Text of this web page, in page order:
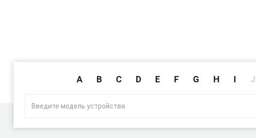
A B C D E F G H I J